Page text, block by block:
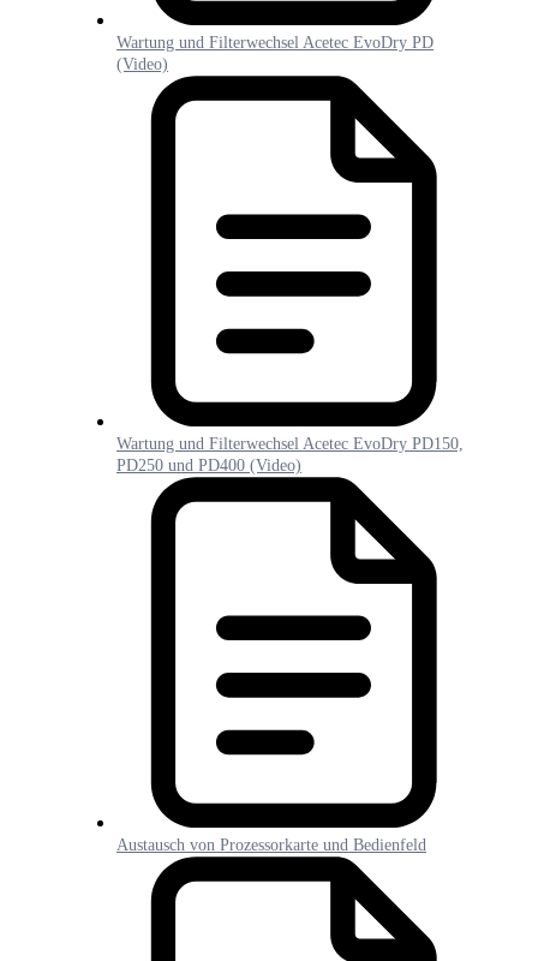
Wartung und Filterwechsel Acetec EvoDry PD
(Video)
Wartung und Filterwechsel Acetec EvoDry PD150,
PD250 und PD400 (Video)
Austausch von Prozessorkarte und Bedienfeld